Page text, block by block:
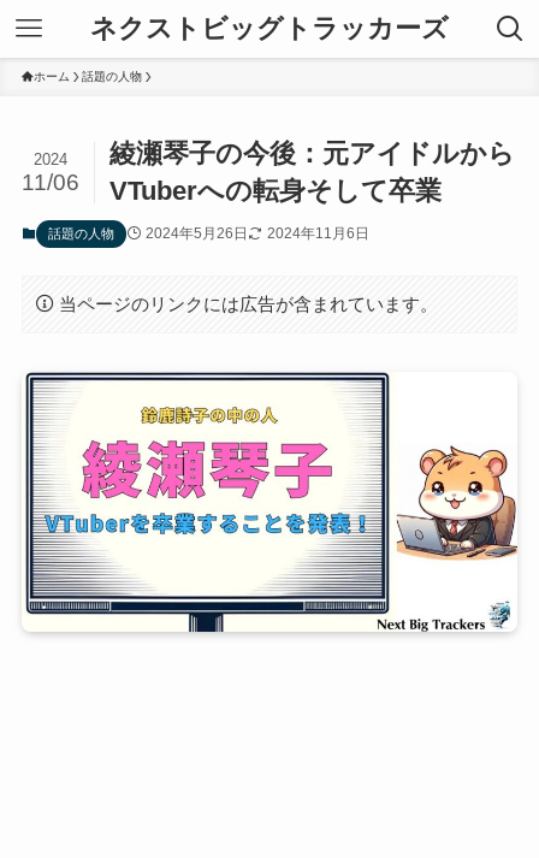
ネクストビッグトラッカーズ
ホーム 話題の人物
綾瀬琴子の今後：元アイドルから
VTuberへの転身そして卒業
2024
11/06
話題の人物 2024年5月26日 2024年11月6日
当ページのリンクには広告が含まれています。